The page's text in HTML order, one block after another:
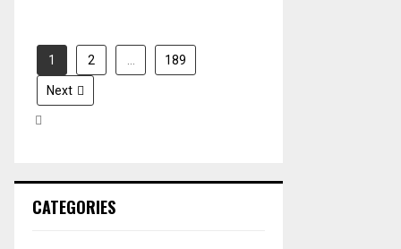
1 2 189
Next
CATEGORIES